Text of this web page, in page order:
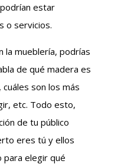
estar
o servicios.
la mueblería, podrías
de qué madera es
son los más
etc. Todo esto,
de tu público
eres tú y ellos
para elegir qué